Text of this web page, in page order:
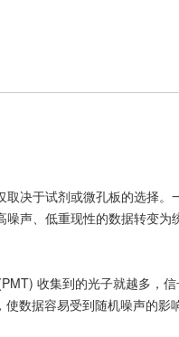
决于试剂或微孔板的选择
声、低重现性的数据转变为
收集到的光子就越多，
数据容易受到随机噪声的